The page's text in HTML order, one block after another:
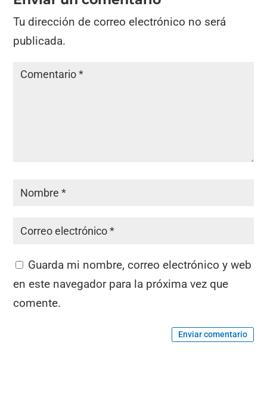
Tu dirección de correo electrónico no será
publicada.
Guarda mi nombre, correo electrónico y web
en este navegador para la próxima vez que
comente.
Enviar comentario